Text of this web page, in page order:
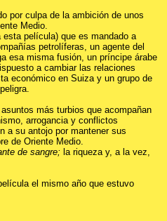
por culpa de la ambición de unos
Medio.
película) que es mandado a
petrolíferas, un agente del
esa misma fusión, un príncipe árabe
a cambiar las relaciones
económico en Suiza y un grupo de
más turbios que acompañan
arrogancia y conflictos
a su antojo por mantener sus
de Oriente Medio.
de sangre; la riqueza y, a la vez,
el mismo año que estuvo